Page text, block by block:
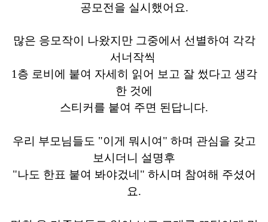
공모전을 실시했어요.
많은 응모작이 나왔지만 그중에서 선별하여 각각
서너작씩
1층 로비에 붙여 자세히 읽어 보고 잘 썼다고 생각
한 것에
스티커를 붙여 주면 된답니다.
우리 부모님들도 "이게 뭐시여" 하며 관심을 갖고
보시더니 설명후
"나도 한표 붙여 봐야겄네" 하시며 참여해 주셨어
요.